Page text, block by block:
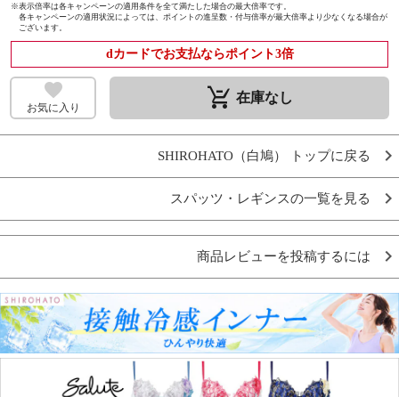
※表示倍率は各キャンペーンの適用条件を全て満たした場合の最大倍率です。
各キャンペーンの適用状況によっては、ポイントの進呈数・付与倍率が最大倍率より少なくなる場合が
ございます。
dカードでお支払ならポイント3倍
お気に入り remove_shopping_cart 在庫なし
SHIROHATO（白鳩） トップに戻る
スパッツ・レギンスの一覧を見る
商品レビューを投稿するには